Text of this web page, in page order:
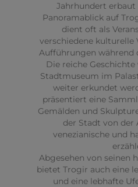
Jahrhundert
Panoramablick auf
dient oft als
verschiedene kulturelle
Aufführungen während
Die reiche
Stadtmuseum im
weiter erkundet
präsentiert eine
Gemälden und
der Stadt von der
venezianische und
Abgesehen von seinen
bietet Trogir auch eine
und eine lebhafte